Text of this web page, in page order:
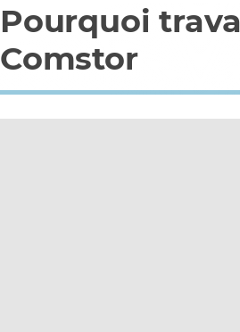
Pourquoi
Comstor